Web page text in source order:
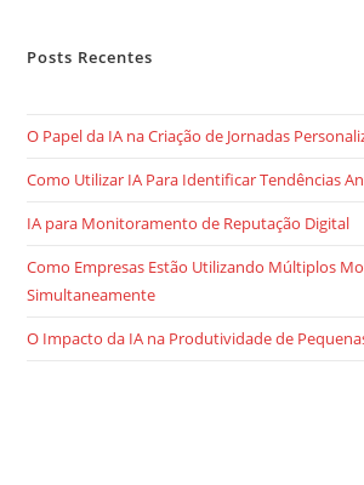
Posts Recentes
O Papel da IA na Criação de Jornadas
Como Utilizar IA Para Identificar Tendências
IA para Monitoramento de Reputação Digital
Como Empresas Estão Utilizando Múltiplos
Simultaneamente
O Impacto da IA na Produtividade de